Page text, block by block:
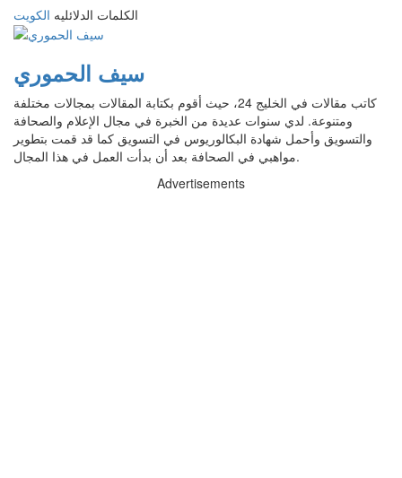
الكلمات الدلائليه الكويت
سيف الحموري
كاتب مقالات في الخليج 24، حيث أقوم بكتابة المقالات بمجالات مختلفة
ومتنوعة. لدي سنوات عديدة من الخبرة في مجال الإعلام والصحافة
والتسويق وأحمل شهادة البكالوريوس في التسويق كما قد قمت بتطوير
مواهبي في الصحافة بعد أن بدأت العمل في هذا المجال.
Advertisements